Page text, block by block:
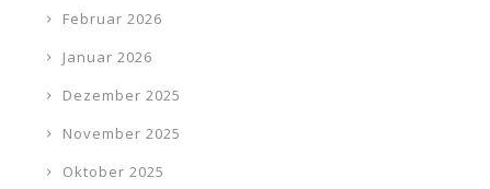
Februar 2026
Januar 2026
Dezember 2025
November 2025
Oktober 2025